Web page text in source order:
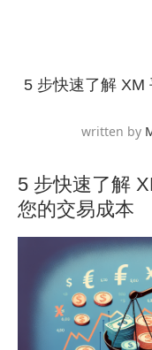
5 步快速了解 XM
written by
5 步快速了解
您的交易成本